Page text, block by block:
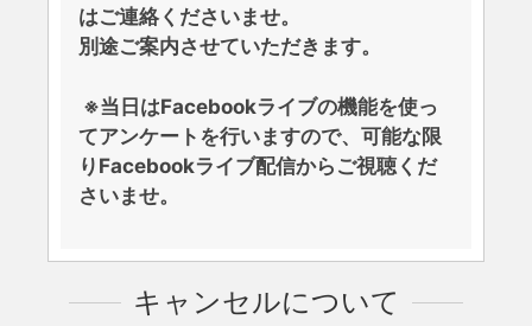
はご連絡くださいませ。
別途ご案内させていただきます。
※当日はFacebookライブの機能を使っ
てアンケートを行いますので、可能な限
りFacebookライブ配信からご視聴くだ
さいませ。
キャンセルについて